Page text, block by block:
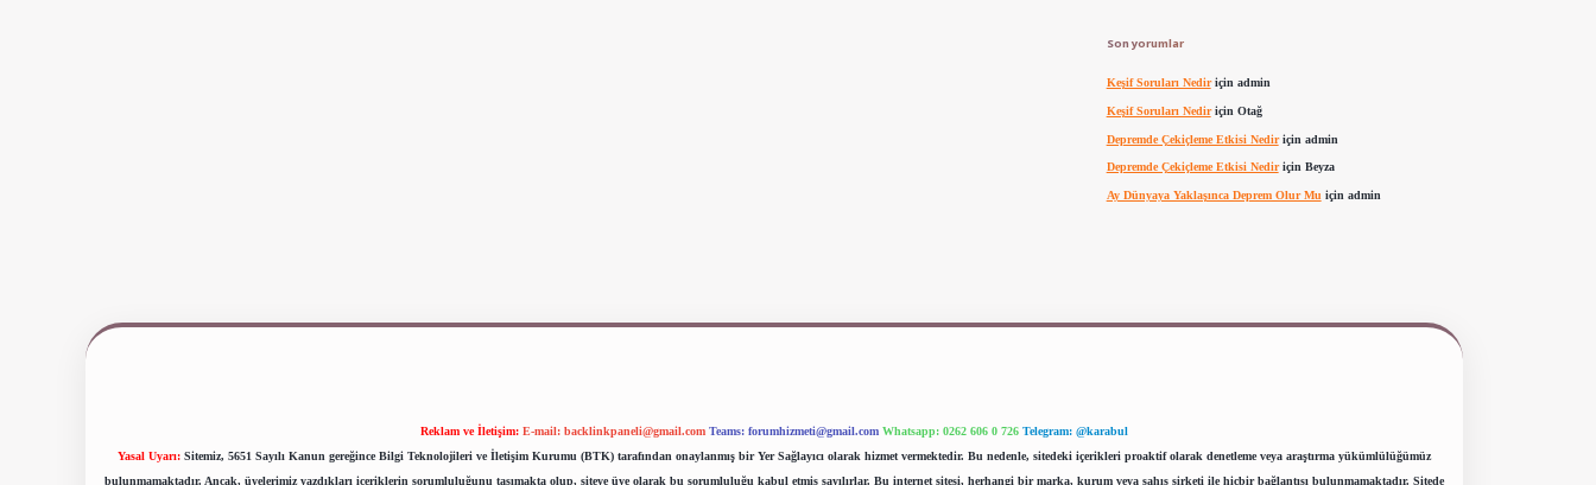
Son yorumlar
Keşif Soruları Nediriçin admin
Keşif Soruları Nediriçin Otağ
Depremde Çekiçleme Etkisi Nediriçin admin
Depremde Çekiçleme Etkisi Nediriçin Beyza
Ay Dünyaya Yaklaşınca Deprem Olur Mu için admin
Reklam ve İletişim: E-mail: backlinkpaneli@gmail.com Teams: forumhizmeti@gmail.com Whatsapp: 0262 606 0 726 Telegram: @karabul
Yasal Uyarı: Sitemiz, 5651 Sayılı Kanun gereğince Bilgi Teknolojileri ve İletişim Kurumu (BTK) tarafından onaylanmış bir Yer Sağlayıcı olarak hizmet vermektedir. Bu nedenle, sitedeki içerikleri proaktif olarak denetleme veya araştırma yükümlülüğümüz
bulunmamaktadır. Ancak, üyelerimiz yazdıkları içeriklerin sorumluluğunu taşımakta olup, siteye üye olarak bu sorumluluğu kabul etmiş sayılırlar. Bu internet sitesi, herhangi bir marka, kurum veya şahıs şirketi ile hiçbir bağlantısı bulunmamaktadır. Sitede